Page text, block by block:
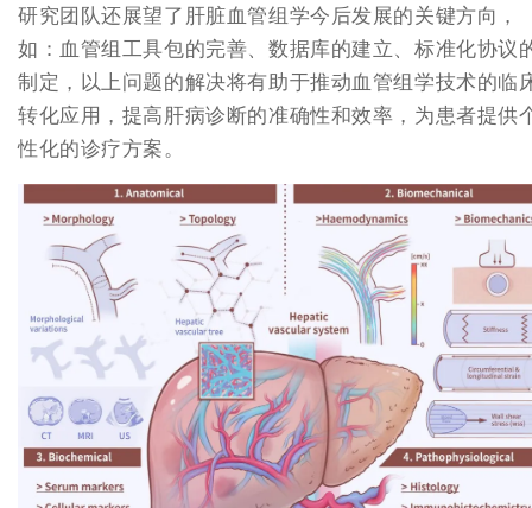
研究团队还展望了肝脏血管组学今后发展的关键方向，
如：血管组工具包的完善、数据库的建立、标准化协议
制定，以上问题的解决将有助于推动血管组学技术的临
转化应用，提高肝病诊断的准确性和效率，为患者提供
性化的诊疗方案。